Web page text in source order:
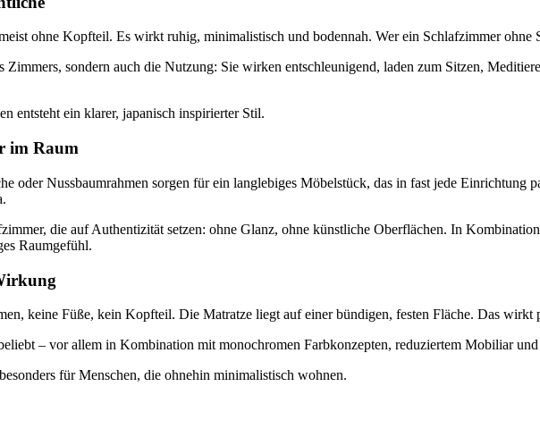
ohne Kopfteil. Es wirkt ruhig, minimalistisch und bodennah. Wer ein Schlafzimmer ohne
Zimmers, sondern auch die Nutzung: Sie wirken entschleunigend, laden zum Sitzen,
entsteht ein klarer, japanisch inspirierter Stil.
im Raum
oder Nussbaumrahmen sorgen für ein langlebiges Möbelstück, das in fast jede Einrichtung
die auf Authentizität setzen: ohne Glanz, ohne künstliche Oberflächen. In
Raumgefühl.
keine Füße, kein Kopfteil. Die Matratze liegt auf einer bündigen, festen Fläche. Das wirkt
– vor allem in Kombination mit monochromen Farbkonzepten, reduziertem Mobiliar
für Menschen, die ohnehin minimalistisch wohnen.